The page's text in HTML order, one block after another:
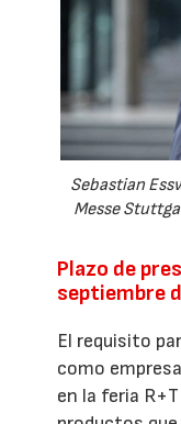
Sebastian
Messe
Plazo de
septiembre
El requisito
como
en la feria